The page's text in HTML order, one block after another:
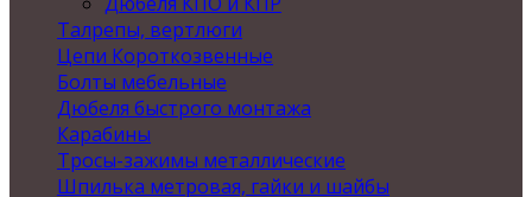
Талрепы, вертлюги
Цепи Короткозвенные
Болты мебельные
Дюбеля быстрого монтажа
Карабины
Тросы-зажимы металлические
Шпилька метровая, гайки и шайбы